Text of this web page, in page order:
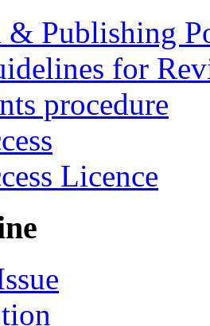
Publishing
for
procedure
Licence